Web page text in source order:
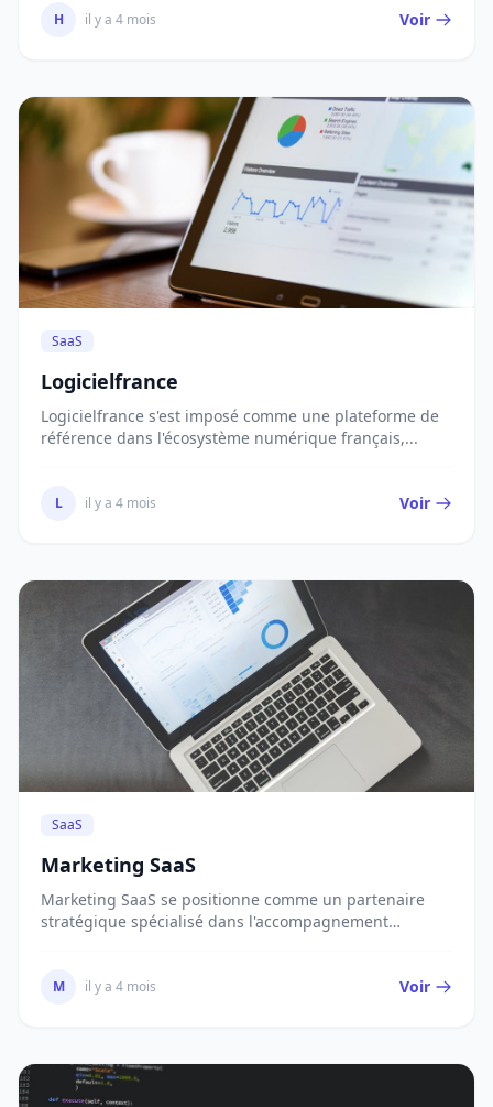
H il y a 4 mois Voir
SaaS
Logicielfrance
Logicielfrance s'est imposé comme une plateforme de
référence dans l'écosystème numérique français,...
L il y a 4 mois Voir
SaaS
Marketing SaaS
Marketing SaaS se positionne comme un partenaire
stratégique spécialisé dans l'accompagnement
M il y a 4 mois Voir